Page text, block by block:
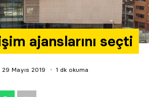
ajanslarını seçti
29 Mayıs 2019 1 dk okuma